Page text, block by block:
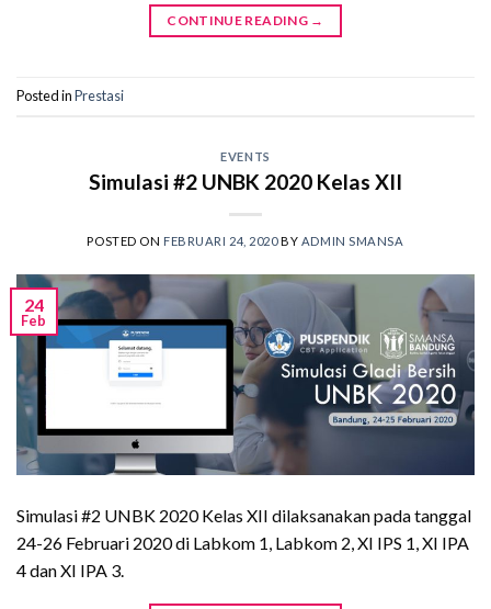
CONTINUE READING →
Posted inPrestasi
EVENTS
Simulasi #2 UNBK 2020 Kelas XII
POSTED ON FEBRUARI 24, 2020BY ADMIN SMANSA
24
Feb
Simulasi #2 UNBK 2020 Kelas XII dilaksanakan pada tanggal
24-26 Februari 2020 di Labkom 1, Labkom 2, XI IPS 1, XI IPA
4 dan XI IPA 3.